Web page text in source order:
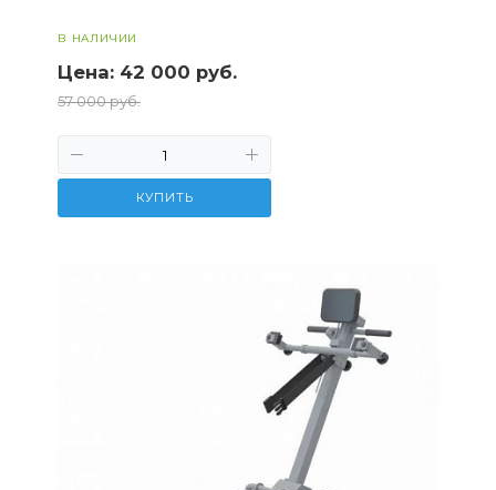
В НАЛИЧИИ
Цена: 42 000 руб.
57 000 руб.
КУПИТЬ